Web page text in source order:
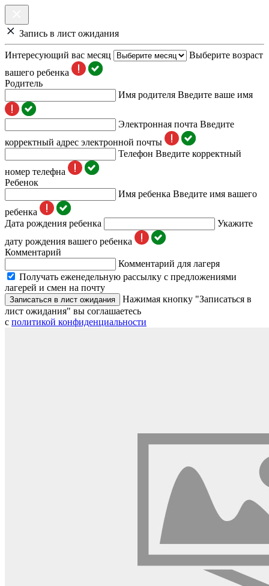
Запись в лист ожидания
Интересующий вас месяц
Выберите возраст
вашего ребенка
Родитель
Имя родителя Введите ваше имя
Электронная почта Введите
корректный адрес электронной почты
Телефон Введите корректный
номер телефна
Ребенок
Имя ребенка Введите имя вашего
ребенка
Дата рождения ребенка
Укажите
дату рождения вашего ребенка
Комментарий
Комментарий для лагеря
Получать еженедельную рассылку с предложениями
лагерей и смен на почту
Записаться в лист ожидания
Нажимая кнопку "Записаться в
лист ожидания" вы соглашаетесь
с политикой конфиденциальности